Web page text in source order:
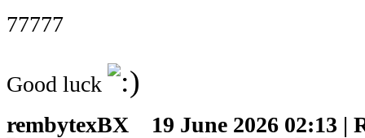
77777
Good luck
rembytexBX
19 June 2026 02:13 |